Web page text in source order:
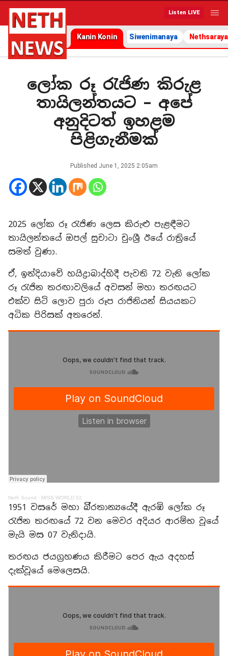
Listen LIVE
Kanin Konin Siwenimanaya Nethsaraya
ලෝක රූ රැජිණ කිරුළ
තායිලන්තයට – අපේ
අනුදිටත් ඉහළම
පිළිගැනීමක්
Published June 1, 2025 2:05am
2025 ලෝක රූ රැජිණ ලෙස කිරුළු පැළඳීමට
තායිලන්තයේ ඔපල් සුචාටා චුංශ්‍රී ඊයේ රාත්‍රියේ
සමත් වුණා.
ඒ, ඉන්දියාවේ හයිද්‍රාබාද්හිදී පැවති 72 වැනි ලෝක
රූ රැජින තරඟාවලියේ අවසන් මහා තරඟයට
එක්ව සිටි ලොව පුරා රූප රාජිනියන් සියයකට
අධික පිරිසක් අතරෙන්.
Neth Sound · MISS WORLD 02
1951 වසරේ මහා බි්‍රතාන්‍යයේදී ඇරඹි ලෝක රූ
රැජින තරඟයේ 72 වන මෙවර අදියර ආරම්භ වූයේ
මැයි මස 07 වැනිදායි.
තරඟය ජයග්‍රහණය කිරීමට පෙර ඇය අදහස්
දැක්වූයේ මෙලෙසයි.